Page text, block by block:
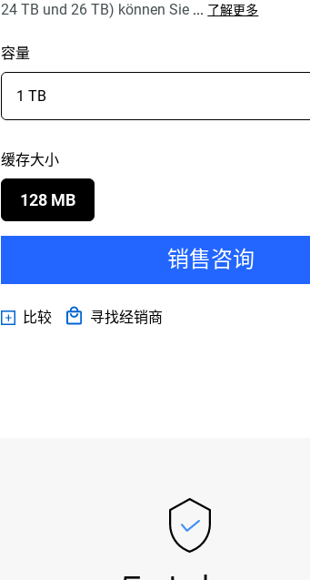
24 TB und 26 TB) können Sie ... 了解更多
容量
缓存大小
128 MB
销售咨询
比较 寻找经销商